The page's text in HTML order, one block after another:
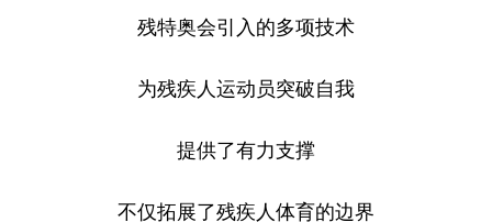
残特奥会引入的多项技术
为残疾人运动员突破自我
提供了有力支撑
不仅拓展了残疾人体育的边界